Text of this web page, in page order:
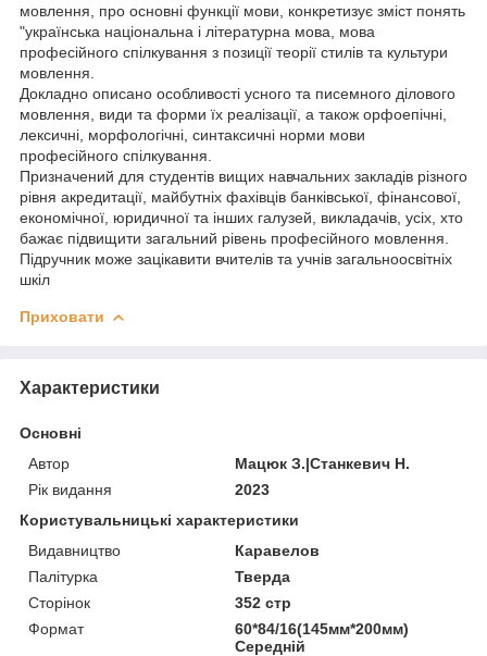
мовлення, про основні функції мови, конкретизує зміст понять
"українська національна і літературна мова, мова
професійного спілкування з позиції теорії стилів та культури
мовлення.
Докладно описано особливості усного та писемного ділового
мовлення, види та форми їх реалізації, а також орфоепічні,
лексичні, морфологічні, синтаксичні норми мови
професійного спілкування.
Призначений для студентів вищих навчальних закладів різного
рівня акредитації, майбутніх фахівців банківської, фінансової,
економічної, юридичної та інших галузей, викладачів, усіх, хто
бажає підвищити загальний рівень професійного мовлення.
Підручник може зацікавити вчителів та учнів загальноосвітніх
шкіл
Приховати
Характеристики
Основні
Автор
Мацюк З.|Станкевич Н.
Рік видання
2023
Користувальницькі характеристики
Видавництво
Каравелов
Палітурка
Тверда
Сторінок
352 стр
Формат
60*84/16(145мм*200мм)
Середній